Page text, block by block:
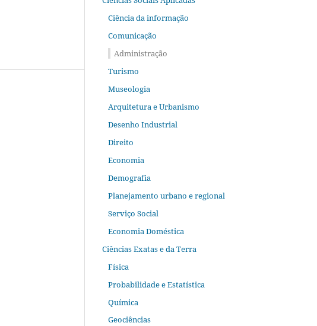
Ciência da informação
Comunicação
Administração
Turismo
Museologia
Arquitetura e Urbanismo
Desenho Industrial
Direito
Economia
Demografia
Planejamento urbano e regional
Serviço Social
Economia Doméstica
Ciências Exatas e da Terra
Física
Probabilidade e Estatística
Química
Geociências